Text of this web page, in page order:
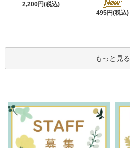
2,200円(税込)
495円(税込)
もっと見る